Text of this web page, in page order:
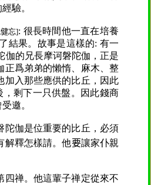
驗。
健忘]: 很長時間他一直在培養
結果。故事是這樣的: 有一
伽的兄長摩诃磐陀伽，正是
正爲弟弟的懶惰、麻木、整
加入那些應供的比丘，因此
，剩下一只供盤。因此錢商
邀。
陀伽是位重要的比丘 ， 必須
解釋怎樣請。他要讓家仆親
四禅。他這輩子禅定從來不